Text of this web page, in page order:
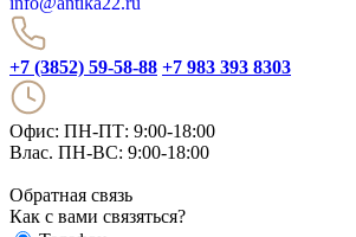
+7 (3852) 59-58-88 +7 983 393 8303
Офис: ПН-ПТ: 9:00-18:00
Влас. ПН-ВС: 9:00-18:00
Обратная связь
Как с вами связяться?